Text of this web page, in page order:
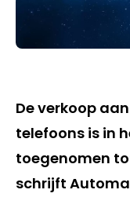
De verkoop
telefoons is in
toegenomen
schrijft